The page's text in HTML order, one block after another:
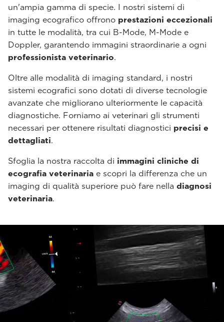
un'ampia gamma di specie. I nostri sistemi di
imaging ecografico offrono prestazioni eccezionali
in tutte le modalità, tra cui B-Mode, M-Mode e
Doppler, garantendo immagini straordinarie a ogni
professionista veterinario.
Oltre alle modalità di imaging standard, i nostri
sistemi ecografici sono dotati di diverse tecnologie
avanzate che migliorano ulteriormente le capacità
diagnostiche. Forniamo ai veterinari gli strumenti
necessari per ottenere risultati diagnostici precisi e
dettagliati.
Sfoglia la nostra raccolta di immagini cliniche di
ecografia veterinaria e scopri la differenza che un
imaging di qualità superiore può fare nella diagnosi
veterinaria.